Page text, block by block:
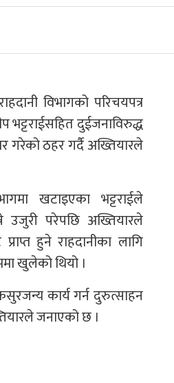
विभागको परिचयपत्र
भट्टराईसहित दुईजनाविरुद्ध
गरेको ठहर गर्दै अख्तियारले
खटाइएका भट्टराईले
उजुरी परेपछि अख्तियारले
हुने राहदानीका लागि
खुलेको थियो ।
कार्य गर्न दुरुत्साहन
जनाएको छ ।